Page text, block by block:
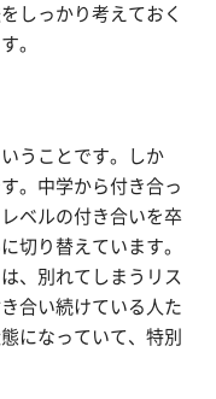
しっかり考えておく
。
うことです。しか
。中学から付き合っ
ベルの付き合いを卒
切り替えています。
、別れてしまうリス
合い続けている人た
になっていて、特別